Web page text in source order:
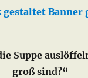
Banner
Suppe
groß sind?“